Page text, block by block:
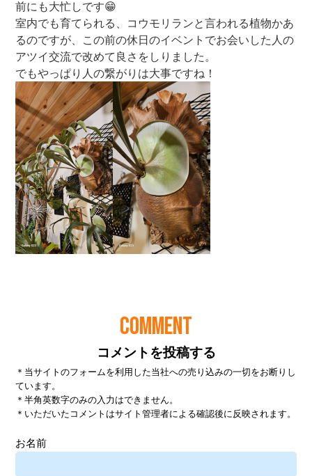
COMMENT
コメントを投稿する
＊当サイトのフォームを利用した当社への売り込みの一切をお断りし
ています。
＊半角英数字のみの入力はできません。
＊いただいたコメントはサイト管理者による確認後に反映されます。
お名前